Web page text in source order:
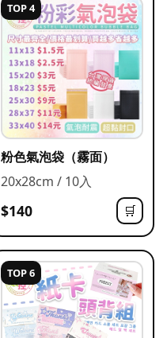
TOP 4
粉色氣泡袋（霧面）
20x28cm / 10入
$140 🛒
TOP 6